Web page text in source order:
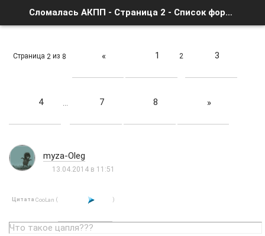
Сломалась АКПП - Страница 2 - Список форумов
Страница 2 из 8 « 1 2 3
4 … 7 8 »
myza-Oleg
13.04.2014 в 11:51
Цитата CooLan ( )
Что такое цапля???